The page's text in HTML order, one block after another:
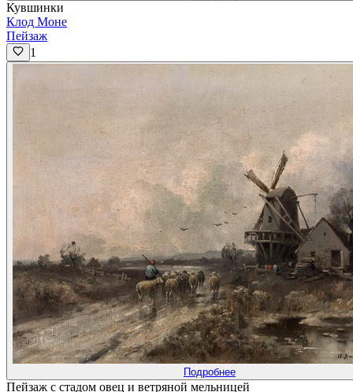
Кувшинки
Клод Моне
Пейзаж
1
Подробнее
Пейзаж с стадом овец и ветряной мельницей